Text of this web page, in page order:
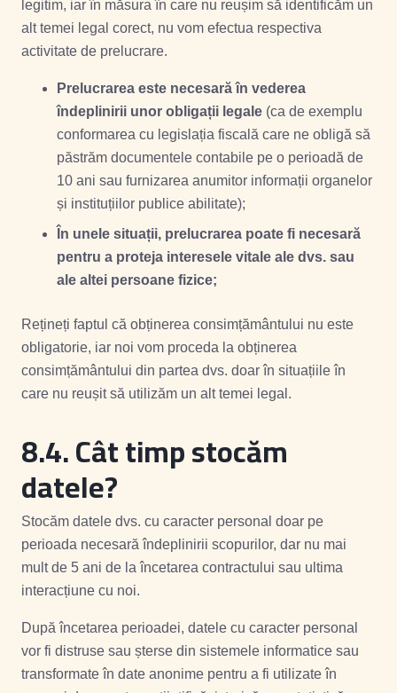
legitim, iar în măsura în care nu reușim să identificăm un
alt temei legal corect, nu vom efectua respectiva
activitate de prelucrare.
Prelucrarea este necesară în vederea
îndeplinirii unor obligații legale (ca de exemplu
conformarea cu legislația fiscală care ne obligă să
păstrăm documentele contabile pe o perioadă de
10 ani sau furnizarea anumitor informații organelor
și instituțiilor publice abilitate);
În unele situații, prelucrarea poate fi necesară
pentru a proteja interesele vitale ale dvs. sau
ale altei persoane fizice;
Rețineți faptul că obținerea consimțământului nu este
obligatorie, iar noi vom proceda la obținerea
consimțământului din partea dvs. doar în situațiile în
care nu reușit să utilizăm un alt temei legal.
8.4.Cât timp stocăm
datele?
Stocăm datele dvs. cu caracter personal doar pe
perioada necesară îndeplinirii scopurilor, dar nu mai
mult de 5 ani de la încetarea contractului sau ultima
interacțiune cu noi.
După încetarea perioadei, datele cu caracter personal
vor fi distruse sau șterse din sistemele informatice sau
transformate în date anonime pentru a fi utilizate în